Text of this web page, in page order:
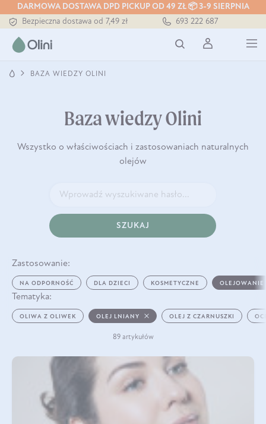
DARMOWA DOSTAWA DPD PICKUP OD 49 ZŁ 📦 3-9 SIERPNIA
Tłoczony zawsze na zimno
Bezpieczna dostawa od 7,49 zł
Tłoczony zawsze na zimno
693 222 687
BAZA WIEDZY OLINI
Baza wiedzy Olini
Wszystko o właściwościach i zastosowaniach naturalnych
olejów
SZUKAJ
Zastosowanie:
NA ODPORNOŚĆ DLA DZIECI KOSMETYCZNE OLEJOWANIE
Tematyka:
OLIWA Z OLIWEK OLEJ LNIANY OLEJ Z CZARNUSZKI
89 artykułów